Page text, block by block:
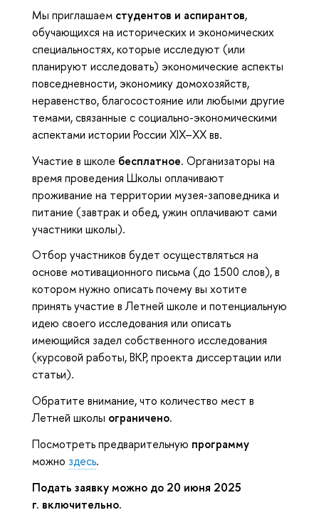
Мы приглашаем студентов и аспирантов,
обучающихся на исторических и экономических
специальностях, которые исследуют (или
планируют исследовать) экономические аспекты
повседневности, экономику домохозяйств,
неравенство, благосостояние или любыми другие
темами, связанные с социально-экономическими
аспектами истории России XIX–XX вв.
Участие в школе бесплатное. Организаторы на
время проведения Школы оплачивают
проживание на территории музея-заповедника и
питание (завтрак и обед, ужин оплачивают сами
участники школы).
Отбор участников будет осуществляться на
основе мотивационного письма (до 1500 слов), в
котором нужно описать почему вы хотите
принять участие в Летней школе и потенциальную
идею своего исследования или описать
имеющийся задел собственного исследования
(курсовой работы, ВКР, проекта диссертации или
статьи).
Обратите внимание, что количество мест в
Летней школы ограничено.
Посмотреть предварительную программу
можно здесь.
Подать заявку можно до 20 июня 2025
г. включительно.